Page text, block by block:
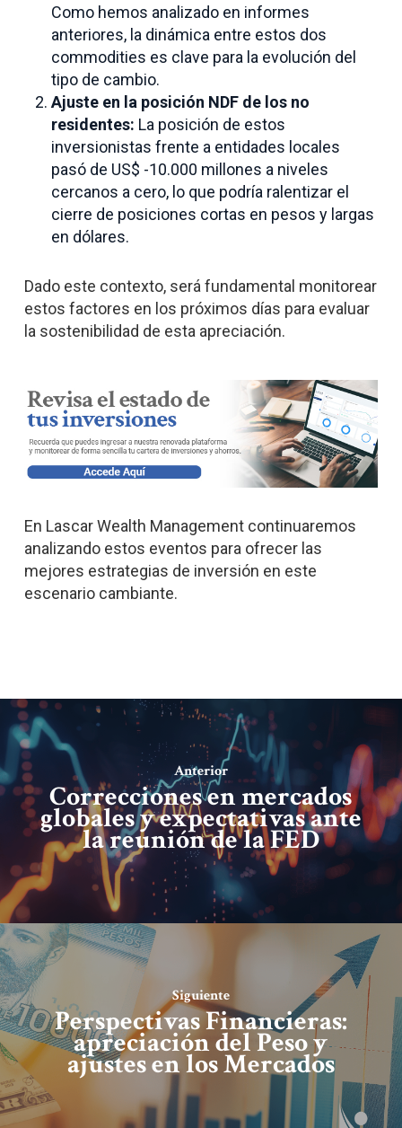
Como hemos analizado en informes
anteriores, la dinámica entre estos dos
commodities es clave para la evolución del
tipo de cambio.
Ajuste en la posición NDF de los no
residentes: La posición de estos
inversionistas frente a entidades locales
pasó de US$ -10.000 millones a niveles
cercanos a cero, lo que podría ralentizar el
cierre de posiciones cortas en pesos y largas
en dólares.
Dado este contexto, será fundamental monitorear
estos factores en los próximos días para evaluar
la sostenibilidad de esta apreciación.
En Lascar Wealth Management continuaremos
analizando estos eventos para ofrecer las
mejores estrategias de inversión en este
escenario cambiante.
Anterior
Correcciones en mercados
globales y expectativas ante
la reunión de la FED
Siguiente
Perspectivas Financieras:
apreciación del Peso y
ajustes en los Mercados